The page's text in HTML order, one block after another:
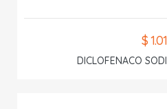
$ 1.01
DICLOFENACO